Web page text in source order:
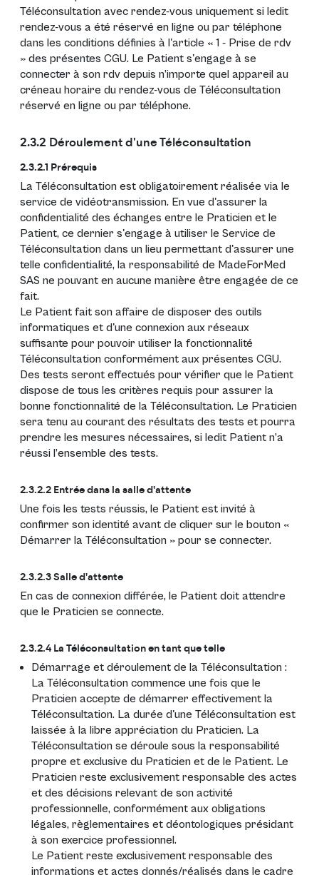
Téléconsultation avec rendez-vous uniquement si ledit
rendez-vous a été réservé en ligne ou par téléphone
dans les conditions définies à l'article « 1 - Prise de rdv
» des présentes CGU. Le Patient s'engage à se
connecter à son rdv depuis n’importe quel appareil au
créneau horaire du rendez-vous de Téléconsultation
réservé en ligne ou par téléphone.
2.3.2 Déroulement d'une Téléconsultation
2.3.2.1 Prérequis
La Téléconsultation est obligatoirement réalisée via le
service de vidéotransmission. En vue d'assurer la
confidentialité des échanges entre le Praticien et le
Patient, ce dernier s'engage à utiliser le Service de
Téléconsultation dans un lieu permettant d'assurer une
telle confidentialité, la responsabilité de MadeForMed
SAS ne pouvant en aucune manière être engagée de ce
fait.
Le Patient fait son affaire de disposer des outils
informatiques et d'une connexion aux réseaux
suffisante pour pouvoir utiliser la fonctionnalité
Téléconsultation conformément aux présentes CGU.
Des tests seront effectués pour vérifier que le Patient
dispose de tous les critères requis pour assurer la
bonne fonctionnalité de la Téléconsultation. Le Praticien
sera tenu au courant des résultats des tests et pourra
prendre les mesures nécessaires, si ledit Patient n’a
réussi l’ensemble des tests.
2.3.2.2 Entrée dans la salle d'attente
Une fois les tests réussis, le Patient est invité à
confirmer son identité avant de cliquer sur le bouton «
Démarrer la Téléconsultation » pour se connecter.
2.3.2.3 Salle d'attente
En cas de connexion différée, le Patient doit attendre
que le Praticien se connecte.
2.3.2.4 La Téléconsultation en tant que telle
Démarrage et déroulement de la Téléconsultation :
La Téléconsultation commence une fois que le
Praticien accepte de démarrer effectivement la
Téléconsultation. La durée d'une Téléconsultation est
laissée à la libre appréciation du Praticien. La
Téléconsultation se déroule sous la responsabilité
propre et exclusive du Praticien et de le Patient. Le
Praticien reste exclusivement responsable des actes
et des décisions relevant de son activité
professionnelle, conformément aux obligations
légales, règlementaires et déontologiques présidant
à son exercice professionnel.
Le Patient reste exclusivement responsable des
informations et actes donnés/réalisés dans le cadre